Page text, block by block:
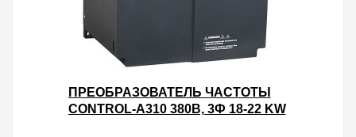
ПРЕОБРАЗОВАТЕЛЬ ЧАСТОТЫ
CONTROL-A310 380В, 3Ф 18-22 KW